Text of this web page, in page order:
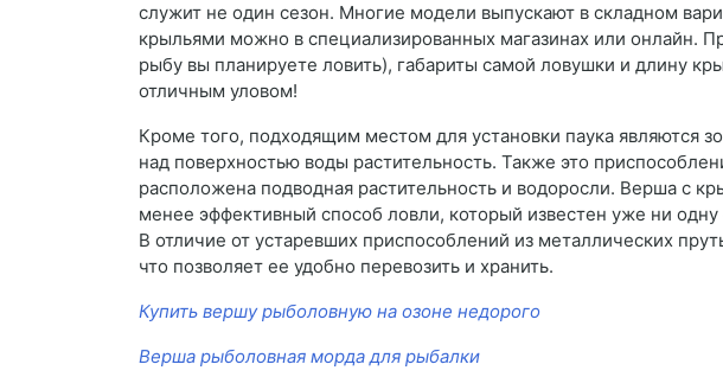
служит не один сезон. Многие модели выпускают в складном
крыльями можно в специализированных магазинах или онлайн.
рыбу вы планируете ловить), габариты самой ловушки и длину
отличным уловом!
Кроме того, подходящим местом для установки паука являются
над поверхностью воды растительность. Также это
расположена подводная растительность и водоросли. Верша с
менее эффективный способ ловли, который известен уже ни
В отличие от устаревших приспособлений из металлических
что позволяет ее удобно перевозить и хранить.
Купить вершу рыболовную на озоне недорого
Верша рыболовная морда для рыбалки